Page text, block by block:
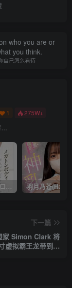
who you are or
you think.
自己怎么看待
1 275W+
...
不给看不只是吊胃口！K奶的みなと羽琉(凑羽琉)原来是无码妹「水原圣子」？【EV棋牌】
下一篇
家 Simon Clark 将
虚拟霸王龙带到现